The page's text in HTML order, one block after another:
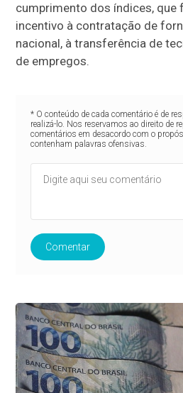
cumprimento dos índices, que
incentivo à contratação de
nacional, à transferência de
de empregos.
* O conteúdo de cada comentário é de
realizá-lo. Nos reservamos ao direito de
comentários em desacordo com o
contenham palavras ofensivas.
Comentar